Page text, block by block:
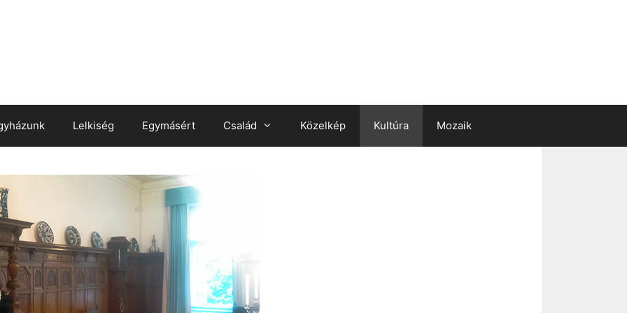
Lelkiség Egymásért Család Közelkép Kultúra Mozaik